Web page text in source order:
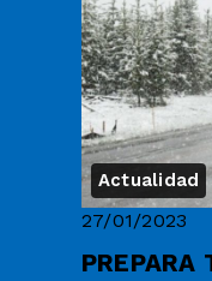
Actualidad
27/01/2023
PREPARA